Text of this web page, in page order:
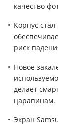
качество
Корпус
риск
Новое
делает
царапинам.
Экран